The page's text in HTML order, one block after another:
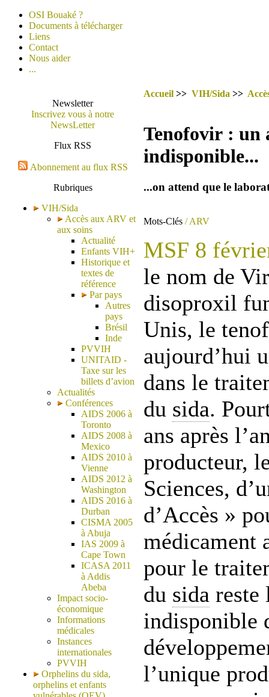
OSI Bouaké ?
Documents à télécharger
Liens
Contact
Nous aider
...
Newsletter
Inscrivez vous à notre
NewsLetter
Flux RSS
Abonnement au flux RSS
Rubriques
VIH/Sida
Accès aux ARV et
aux soins
Actualité
Enfants VIH+
Historique et
textes de
référence
Par pays
Autres
pays
Brésil
Inde
PVVIH
UNITAID -
Taxe sur les
billets d’avion
Actualités
Conférences
AIDS 2006 à
Toronto
AIDS 2008 à
Mexico
AIDS 2010 à
Vienne
AIDS 2012 à
Washington
AIDS 2016 à
Durban
CISMA 2005
à Abuja
IAS 2009 à
Cape Town
ICASA 2011
à Addis
Abeba
Impact socio-
économique
Informations
médicales
Instances
internationales
PVVIH
Orphelins du sida,
orphelins et enfants
Accueil >> VIH/Sida >>
Tenofovir : un
indisponible...
...on attend que le
Mots-Clés / ARV
MSF 8
le nom de
disoproxil
Unis, le
aujourd’hui
dans le
du sida.
ans après
producteur,
Sciences,
d’Accès »
médicament
pour le
du sida reste
indisponible
l’unique